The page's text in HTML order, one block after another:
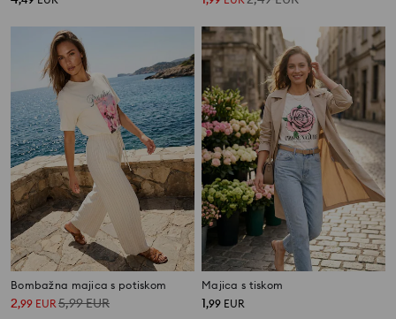
Bombažna majica s potiskom
2,99 EUR5,99EUR
Majica s tiskom
1,99 EUR